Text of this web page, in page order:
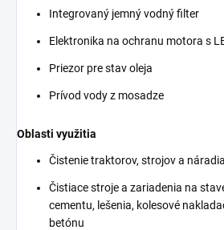
Integrovaný jemný vodný filter
Elektronika na ochranu motora s
Priezor pre stav oleja
Prívod vody z mosadze
Oblasti využitia
Čistenie traktorov, strojov a
Čistiace stroje a zariadenia na
cementu, lešenia, kolesové
betónu